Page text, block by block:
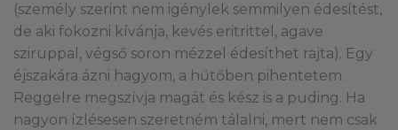
(személy szerint nem igénylek semmilyen édesítést,
de aki fokozni kívánja, kevés eritrittel, agave
sziruppal, végső soron mézzel édesíthet rajta). Egy
éjszakára ázni hagyom, a hűtőben pihentetem.
Reggelre megszívja magát és kész is a puding. Ha
nagyon ízlésesen szeretném tálalni, mert nem csak